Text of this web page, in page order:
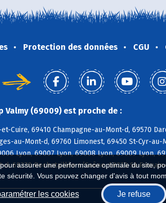
assurer une performance optimale du site,
sécurité. Vous pouvez changer d'avis à tout
les cookies Je refuse
Protection des données CGU
Valmy (69009) est proche de :
Cuire, 69410 Champagne-au-Mont-d, 69570
au-Mont-d, 69760 Limonest, 69450 St-Cyr-
Lyon, 69007 Lyon, 69008 Lyon, 69009 Lyon,
d, 69270 Rochetaillée s/Saône, 69270 St-
Biocoop.fr